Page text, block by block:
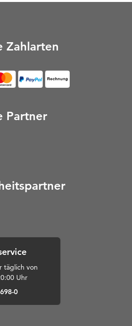
Zahlarten
Rechnung (Öffnet in
Partner
täglich von
Uhr
0